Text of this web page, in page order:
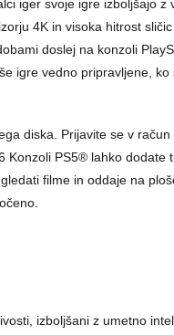
iger svoje igre izboljšajo z
4K in visoka hitrost
doslej na konzoli
igre vedno pripravljene,
diska. Prijavite se v
PS5® lahko dodate
filme in oddaje na
izboljšani z umetno